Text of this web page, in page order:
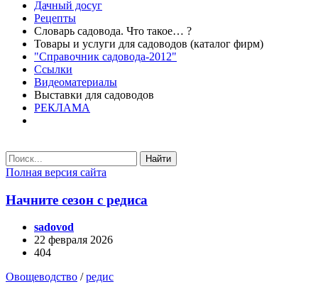
Дачный досуг
Рецепты
Словарь садовода. Что такое… ?
Товары и услуги для садоводов (каталог фирм)
"Справочник садовода-2012"
Ссылки
Видеоматериалы
Выставки для садоводов
РЕКЛАМА
Найти
Полная версия сайта
Начните сезон с редиса
sadovod
22 февраля 2026
404
Овощеводство /редис